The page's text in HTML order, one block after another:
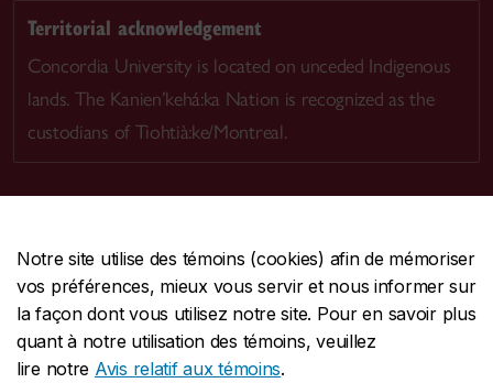
Notre site utilise des témoins (cookies) afin de mémoriser
vos préférences, mieux vous servir et nous informer sur
la façon dont vous utilisez notre site. Pour en savoir plus
quant à notre utilisation des témoins, veuillez
lire notre Avis relatif aux témoins.
Territorial acknowledgement
Concordia University is located on unceded Indigenous
lands. The Kanien’kehá:ka Nation is recognized as the
custodians of Tiohtià:ke/Montreal.
CENTRALE514-848-2424
URGENCE514-848-3717
Protection et prévention | Accessibilité | Confidentialité